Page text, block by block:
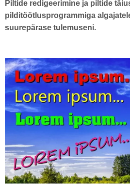
Piltide redigeerimine ja piltide
pilditöötlusprogrammiga
suurepärase tulemuseni.